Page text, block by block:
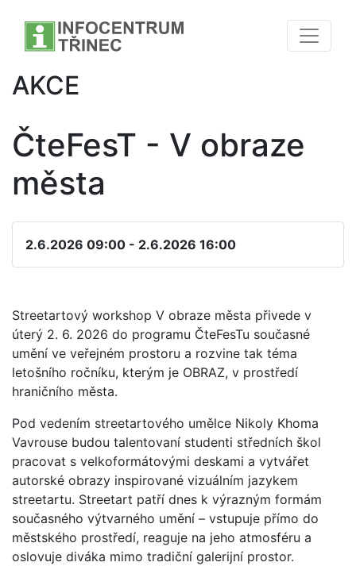
AKCE
ČteFesT - V obraze
města
2.6.2026 09:00 - 2.6.2026 16:00
Streetartový workshop V obraze města přivede v
úterý 2. 6. 2026 do programu ČteFesTu současné
umění ve veřejném prostoru a rozvine tak téma
letošního ročníku, kterým je OBRAZ, v prostředí
hraničního města.
Pod vedením streetartového umělce Nikoly Khoma
Vavrouse budou talentovaní studenti středních škol
pracovat s velkoformátovými deskami a vytvářet
autorské obrazy inspirované vizuálním jazykem
streetartu. Streetart patří dnes k výrazným formám
současného výtvarného umění – vstupuje přímo do
městského prostředí, reaguje na jeho atmosféru a
oslovuje diváka mimo tradiční galerijní prostor.